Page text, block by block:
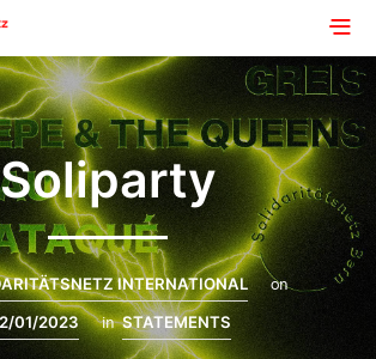
Soliparty
INTERNATIONAL
on
01/2023
in STATEMENTS